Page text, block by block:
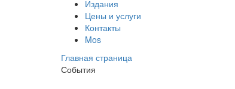
Издания
Цены и услуги
Контакты
Mos
Главная страница
События